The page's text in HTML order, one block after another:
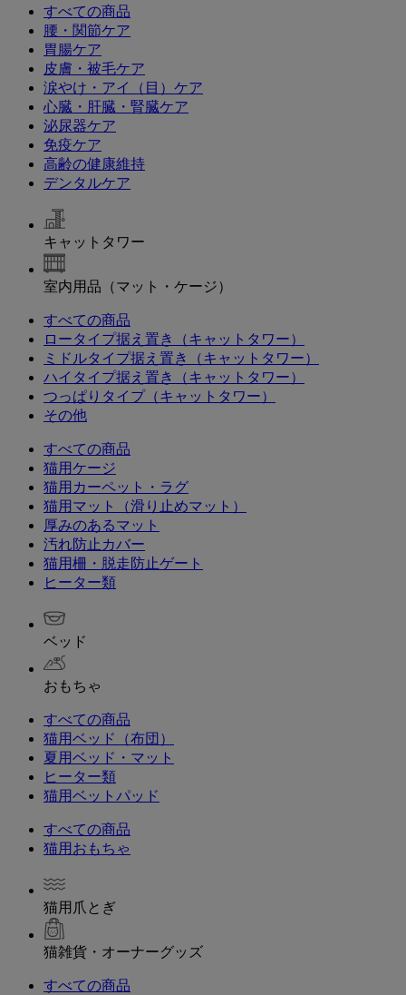
すべての商品
腰・関節ケア
胃腸ケア
皮膚・被毛ケア
涙やけ・アイ（目）ケア
心臓・肝臓・腎臓ケア
泌尿器ケア
免疫ケア
高齢の健康維持
デンタルケア
キャットタワー
室内用品（マット・ケージ）
すべての商品
ロータイプ据え置き（キャットタワー）
ミドルタイプ据え置き（キャットタワー）
ハイタイプ据え置き（キャットタワー）
つっぱりタイプ（キャットタワー）
その他
すべての商品
猫用ケージ
猫用カーペット・ラグ
猫用マット（滑り止めマット）
厚みのあるマット
汚れ防止カバー
猫用柵・脱走防止ゲート
ヒーター類
ベッド
おもちゃ
すべての商品
猫用ベッド（布団）
夏用ベッド・マット
ヒーター類
猫用ベットパッド
すべての商品
猫用おもちゃ
猫用爪とぎ
猫雑貨・オーナーグッズ
すべての商品